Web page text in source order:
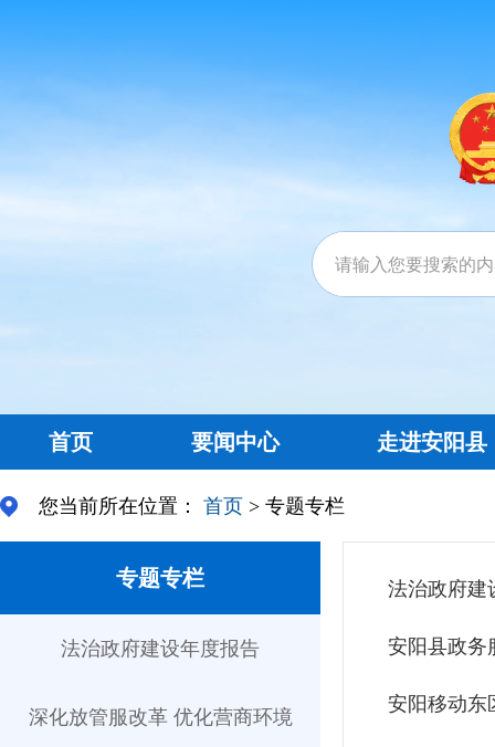
首页 要闻中心 走进安阳县
您当前所在位置： 首页 > 专题专栏
专题专栏
法治政府建设年度报告
深化放管服改革 优化营商环境
法治政府建
安阳县政务
安阳移动东